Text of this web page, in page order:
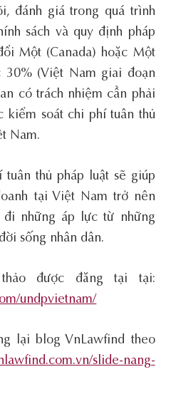
đánh giá trong quá trình
sách và quy định pháp
Một (Canada) hoặc Một
30% (Việt Nam giai đoạn
có trách nhiệm cần phải
kiểm soát chi phí tuân thủ
Nam.
tuân thủ pháp luật sẽ giúp
tại Việt Nam trở nên
đi những áp lực từ những
sống nhân dân.
được đăng tại tại:
undpvietnam/
lại blog VnLawfind theo
slide-nang-